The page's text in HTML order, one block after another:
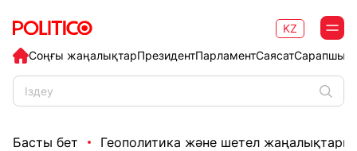
Соңғы жаңалықтарПрезидентПарламентСаясат
KZ
Басты бет Геополитика және шетел жаңалықтары